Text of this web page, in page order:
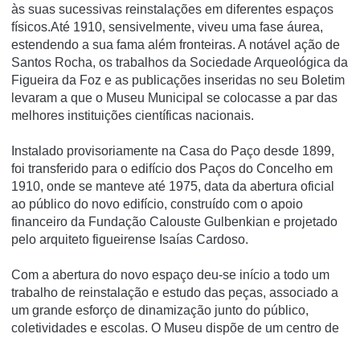
às suas sucessivas reinstalações em diferentes espaços
físicos.Até 1910, sensivelmente, viveu uma fase áurea,
estendendo a sua fama além fronteiras. A notável ação de
Santos Rocha, os trabalhos da Sociedade Arqueológica da
Figueira da Foz e as publicações inseridas no seu Boletim
levaram a que o Museu Municipal se colocasse a par das
melhores instituições científicas nacionais.
Instalado provisoriamente na Casa do Paço desde 1899,
foi transferido para o edifício dos Paços do Concelho em
1910, onde se manteve até 1975, data da abertura oficial
ao público do novo edifício, construído com o apoio
financeiro da Fundação Calouste Gulbenkian e projetado
pelo arquiteto figueirense Isaías Cardoso.
Com a abertura do novo espaço deu-se início a todo um
trabalho de reinstalação e estudo das peças, associado a
um grande esforço de dinamização junto do público,
coletividades e escolas. O Museu dispõe de um centro de